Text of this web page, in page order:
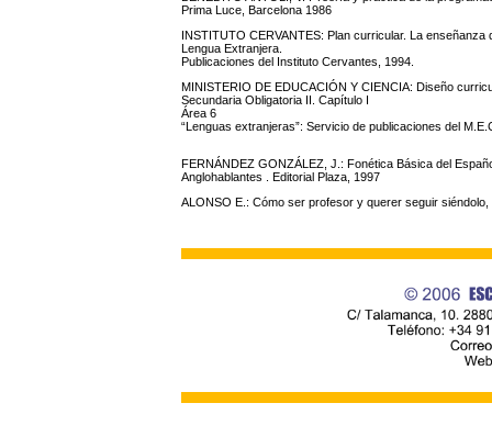
Prima Luce, Barcelona 1986
INSTITUTO CERVANTES: Plan curricular. La enseñanza
Lengua Extranjera.
Publicaciones del Instituto Cervantes, 1994.
MINISTERIO DE EDUCACIÓN Y CIENCIA: Diseño
Secundaria Obligatoria II. Capítulo I
Área 6
“Lenguas extranjeras”: Servicio de publicaciones del
FERNÁNDEZ GONZÁLEZ, J.: Fonética Básica del
Anglohablantes . Editorial Plaza, 1997
ALONSO E.: Cómo ser profesor y querer seguir siéndolo,